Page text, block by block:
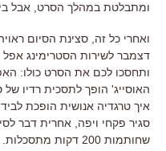
ומתבלטת במהלך הסרט, אבל
ואחרי כל זה סצינת הסיום
דצמבר לשירות הסטרימינג אפל
ותחסכו לכם את הסרט כולו:
האוסייג' הופך לתסכית רדיו
איך טרגדיה אנושית הופכת
סגיר פקחי ויפה
אחרית דבר
שחותמות 200 דקות מתסכלות